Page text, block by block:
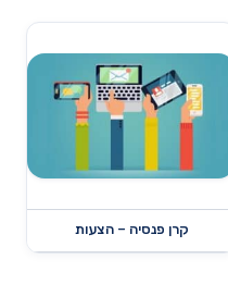
קרן פנסיה – הצעות